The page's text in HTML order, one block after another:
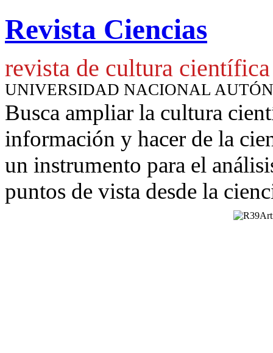
Revista Ciencias
revista de cultura científica
UNIVERSIDAD NACIONAL
Busca ampliar la cultura
información y hacer de la
un instrumento para el
puntos de vista desde la